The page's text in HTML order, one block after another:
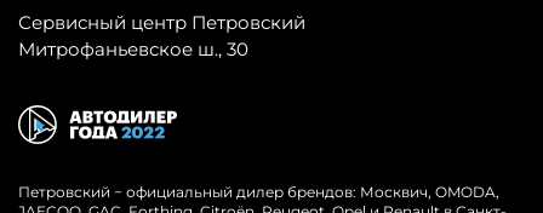
Сервисный центр Петровский
Митрофаньевское ш., 30
Петровский − официальный дилер брендов: Москвич, OMODA,